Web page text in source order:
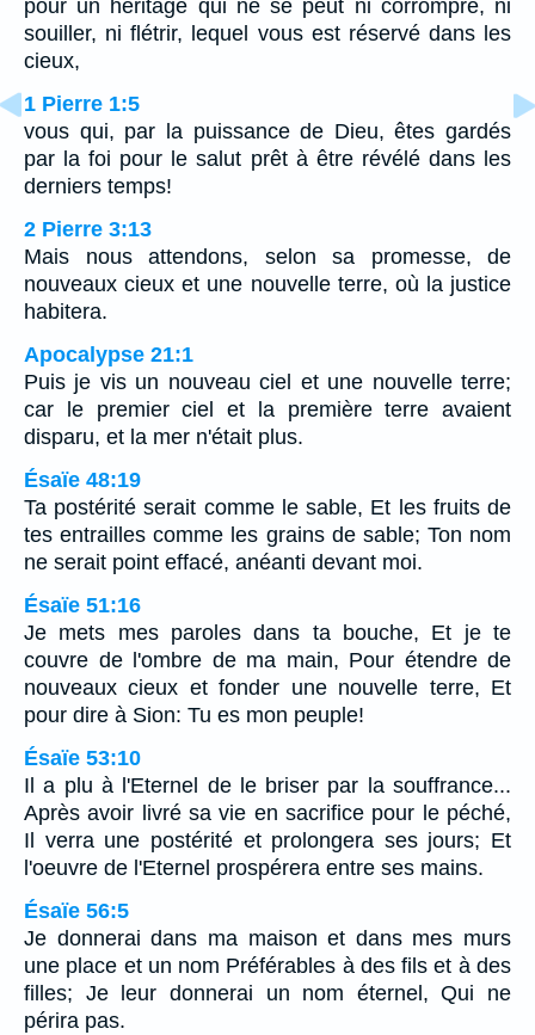
pour un héritage qui ne se peut ni corrompre, ni
souiller, ni flétrir, lequel vous est réservé dans les
cieux,
1 Pierre 1:5
vous qui, par la puissance de Dieu, êtes gardés
par la foi pour le salut prêt à être révélé dans les
derniers temps!
2 Pierre 3:13
Mais nous attendons, selon sa promesse, de
nouveaux cieux et une nouvelle terre, où la justice
habitera.
Apocalypse 21:1
Puis je vis un nouveau ciel et une nouvelle terre;
car le premier ciel et la première terre avaient
disparu, et la mer n'était plus.
Ésaïe 48:19
Ta postérité serait comme le sable, Et les fruits de
tes entrailles comme les grains de sable; Ton nom
ne serait point effacé, anéanti devant moi.
Ésaïe 51:16
Je mets mes paroles dans ta bouche, Et je te
couvre de l'ombre de ma main, Pour étendre de
nouveaux cieux et fonder une nouvelle terre, Et
pour dire à Sion: Tu es mon peuple!
Ésaïe 53:10
Il a plu à l'Eternel de le briser par la souffrance...
Après avoir livré sa vie en sacrifice pour le péché,
Il verra une postérité et prolongera ses jours; Et
l'oeuvre de l'Eternel prospérera entre ses mains.
Ésaïe 56:5
Je donnerai dans ma maison et dans mes murs
une place et un nom Préférables à des fils et à des
filles; Je leur donnerai un nom éternel, Qui ne
périra pas.